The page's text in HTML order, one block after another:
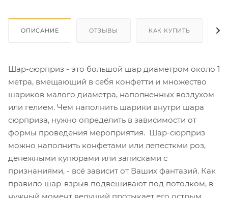
ОПИСАНИЕ ОТЗЫВЫ КАК КУПИТЬ
Шар-сюрприз - это большой шар диаметром около 1
метра, вмещающий в себя конфетти и множество
шариков малого диаметра, наполненных воздухом
или гелием. Чем наполнить шарики внутри шара
сюрприза, нужно определить в зависимости от
формы проведения мероприятия. Шар-сюрприз
можно наполнить конфетами или лепесткми роз,
денежными купюрами или записками с
признаниями, - всё зависит от Ваших фантазий. Как
правило шар-взрыв подвешивают под потолком, в